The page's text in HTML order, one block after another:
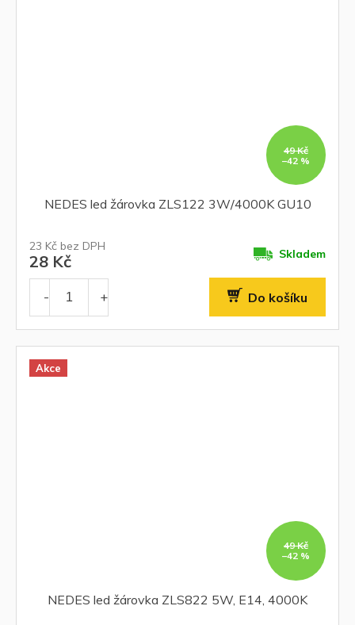
49 Kč
–42 %
NEDES led žárovka ZLS122 3W/4000K GU10
23 Kč bez DPH
28 Kč Skladem
Do košíku
Akce
49 Kč
–42 %
NEDES led žárovka ZLS822 5W, E14, 4000K